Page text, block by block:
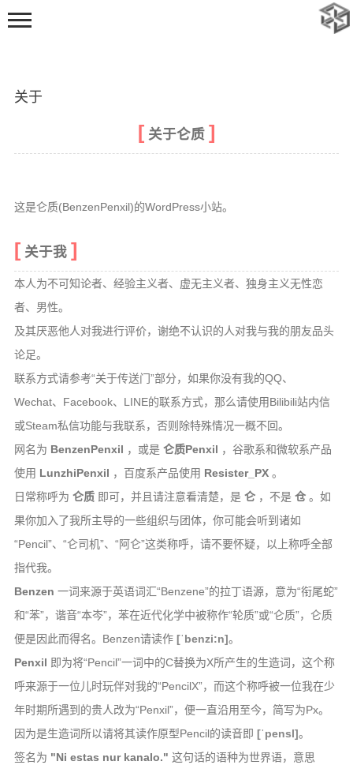
关于
关于仑质
这是仑质(BenzenPenxil)的WordPress小站。
关于我
本人为不可知论者、经验主义者、虚无主义者、独身主义无性恋
者、男性。
及其厌恶他人对我进行评价，谢绝不认识的人对我与我的朋友品头
论足。
联系方式请参考“关于传送门”部分，如果你没有我的QQ、
Wechat、Facebook、LINE的联系方式，那么请使用Bilibili站内信
或Steam私信功能与我联系，否则除特殊情况一概不回。
网名为 BenzenPenxil ，或是 仑质Penxil ，谷歌系和微软系产品
使用 LunzhiPenxil ，百度系产品使用 Resister_PX。
日常称呼为 仑质即可，并且请注意看清楚，是 仑，不是 仓。如
果你加入了我所主导的一些组织与团体，你可能会听到诸如
“Pencil”、“仑司机”、“阿仑”这类称呼，请不要怀疑，以上称呼全部
指代我。
Benzen 一词来源于英语词汇“Benzene”的拉丁语源，意为“衔尾蛇”
和“苯”，谐音“本岑”，苯在近代化学中被称作“轮质”或“仑质”，仑质
便是因此而得名。Benzen请读作 [ˈbenzi:n]。
Penxil 即为将“Pencil”一词中的C替换为X所产生的生造词，这个称
呼来源于一位儿时玩伴对我的“PencilX”，而这个称呼被一位我在少
年时期所遇到的贵人改为“Penxil”，便一直沿用至今，简写为Px。
因为是生造词所以请将其读作原型Pencil的读音即 [ˈpensl]。
签名为 "Ni estas nur kanalo." 这句话的语种为世界语，意思
动态
标签
足迹
追番
Steam
热力图
OlivOS
项目仓库
开发文档
青果DICE
心跳系统
核心文档
投喂通道
青果云
二级域名
服务器组